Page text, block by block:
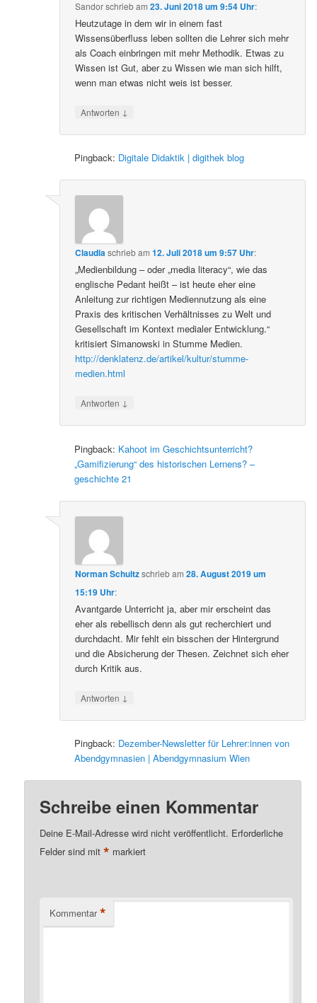
Sandorschriebam23. Juni 2018 um 9:54 Uhr:
Heutzutage in dem wir in einem fast
Wissensüberfluss leben sollten die Lehrer sich mehr
als Coach einbringen mit mehr Methodik. Etwas zu
Wissen ist Gut, aber zu Wissen wie man sich hilft,
wenn man etwas nicht weis ist besser.
Antworten ↓
Pingback: Digitale Didaktik | digithek blog
Claudiaschriebam12. Juli 2018 um 9:57 Uhr:
„Medienbildung – oder „media literacy“, wie das
englische Pedant heißt – ist heute eher eine
Anleitung zur richtigen Mediennutzung als eine
Praxis des kritischen Verhältnisses zu Welt und
Gesellschaft im Kontext medialer Entwicklung.“
kritisiert Simanowski in Stumme Medien.
http://denklatenz.de/artikel/kultur/stumme-
medien.html
Antworten ↓
Pingback: Kahoot im Geschichtsunterricht?
„Gamifizierung“ des historischen Lernens? –
geschichte 21
Norman Schultzschriebam28. August 2019 um
15:19 Uhr:
Avantgarde Unterricht ja, aber mir erscheint das
eher als rebellisch denn als gut recherchiert und
durchdacht. Mir fehlt ein bisschen der Hintergrund
und die Absicherung der Thesen. Zeichnet sich eher
durch Kritik aus.
Antworten ↓
Pingback: Dezember-Newsletter für Lehrer:innen von
Abendgymnasien | Abendgymnasium Wien
Schreibe einen Kommentar
Deine E-Mail-Adresse wird nicht veröffentlicht. Erforderliche
Felder sind mit* markiert
Kommentar *